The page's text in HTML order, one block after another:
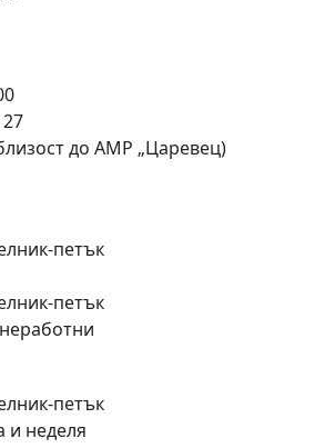
до АМР „Царевец)
петък
петък
петък
и неделя